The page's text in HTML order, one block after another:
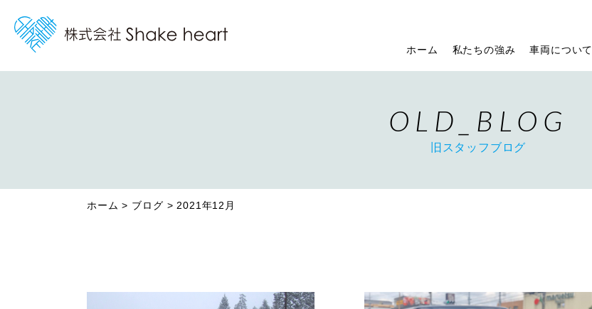
ホーム 私たちの強み 車両について
OLD_BLOG
旧スタッフブログ
ホーム ブログ 2021年12月